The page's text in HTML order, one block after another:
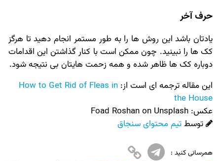
حرف آخر
یادتان باشد این روش ها را به طور مستمر انجام دهید تا هرگز
کک ها را نبینید. چون ممکن است با کنار گذاشتن این اقدامات
دوباره کک ها ظاهر شده و همه زحمت هایتان بی نتیجه شود.
این مقاله ترجمه ای است از: How to Get Rid of Fleas in
the House
عکس:‌ Foad Roshan on Unsplash
توسطتیم محتوای سنجاق
همرسانی کنید :